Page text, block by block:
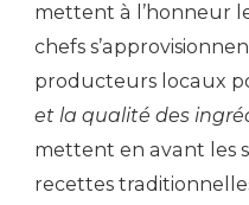
mettent à l’honneur
chefs
producteurs locaux
et la qualité des
mettent en avant les
recettes